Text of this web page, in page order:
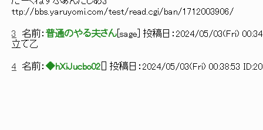
ttp://bbs.yaruyomi.com/test/read.cgi/ban/1712003906/
3 名前： 普通のやる夫さん sage ] 投稿日： 2024/05/03(Fri)
立て乙
4 名前： ◆hXiJucbo02 ] 投稿日： 2024/05/03(Fri) 00:38:53